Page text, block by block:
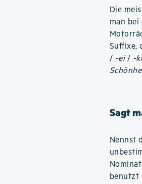
Die
man
Suffixe,
/ -ei/ -
Sagt
Nennst
benutzt